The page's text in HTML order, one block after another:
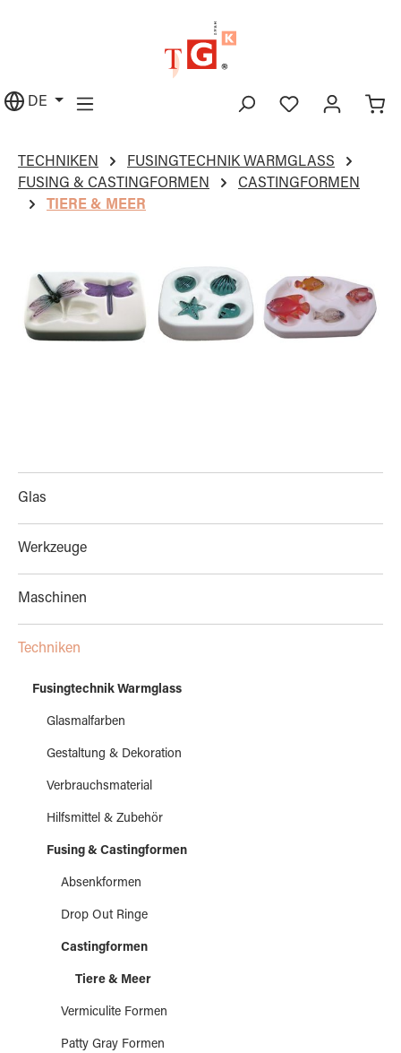
DE
TECHNIKEN
FUSINGTECHNIK WARMGLASS
FUSING & CASTINGFORMEN
CASTINGFORMEN
TIERE & MEER
Glas
Werkzeuge
Maschinen
Techniken
Fusingtechnik Warmglass
Glasmalfarben
Gestaltung & Dekoration
Verbrauchsmaterial
Hilfsmittel & Zubehör
Fusing & Castingformen
Absenkformen
Drop Out Ringe
Castingformen
Tiere & Meer
Vermiculite Formen
Patty Gray Formen